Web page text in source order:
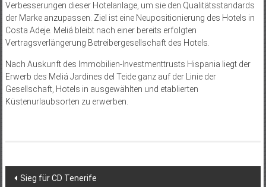
Verbesserungen dieser Hotelanlage, um sie den Qualitätsstandards
der Marke anzupassen. Ziel ist eine Neupositionierung des Hotels in
Costa Adeje. Meliá bleibt nach einer bereits erfolgten
Vertragsverlängerung Betreibergesellschaft des Hotels.
Nach Auskunft des Immobilien-Investmenttrusts Hispania liegt der
Erwerb des Meliá Jardines del Teide ganz auf der Linie der
Gesellschaft, Hotels in ausgewählten und etablierten
Küstenurlaubsorten zu erwerben.
Beitragsnavigation
Sieg für CD Tenerife